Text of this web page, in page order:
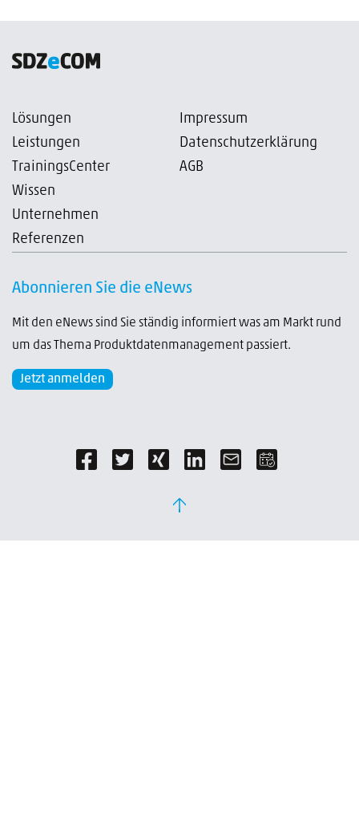
Lösungen
Leistungen
TrainingsCenter
Wissen
Unternehmen
Referenzen
Impressum
Datenschutzerklärung
AGB
Abonnieren Sie die eNews
Mit den eNews sind Sie ständig informiert was am Markt rund
um das Thema Produktdatenmanagement passiert.
Jetzt anmelden